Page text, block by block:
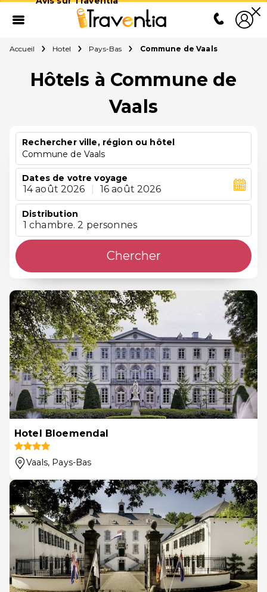
Accueil Hotel Pays-Bas Commune de Vaals
Hôtels à Commune de
Vaals
Rechercher ville, région ou hôtel
Commune de Vaals
Dates de votre voyage
14 août 2026 16 août 2026
Distribution
1 chambre. 2 personnes
Chercher
Hotel Bloemendal
Vaals, Pays-Bas